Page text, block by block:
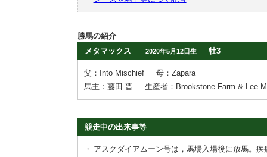
勝馬の紹介
メタマックス
2020年5月12日生 牡3
父：Into Mischief
母：Zapara
馬主：藤田 晋
生産者：Brookstone Farm & Lee
競走中の出来事等
・ アスクダイアムーン号は，馬場入場後に放馬。